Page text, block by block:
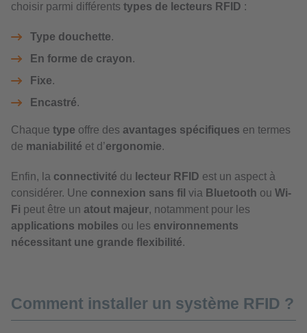
choisir parmi différents types de lecteurs RFID :
Type douchette.
En forme de crayon.
Fixe.
Encastré.
Chaque type offre des avantages spécifiques en termes
de maniabilité et d’ergonomie.
Enfin, la connectivité du lecteur RFID est un aspect à
considérer. Une connexion sans fil via Bluetooth ou Wi-
Fi peut être un atout majeur, notamment pour les
applications mobiles ou les environnements
nécessitant une grande flexibilité.
Comment installer un système RFID ?